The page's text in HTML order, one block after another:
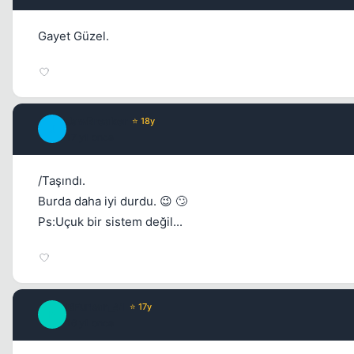
Gayet Güzel.
⭐ 18y
/Taşındı.
Burda daha iyi durdu. 😉 🙄
Ps:Uçuk bir sistem değil...
⭐ 17y